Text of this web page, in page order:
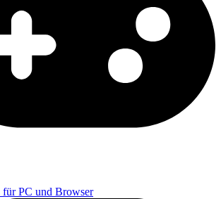
für PC und Browser